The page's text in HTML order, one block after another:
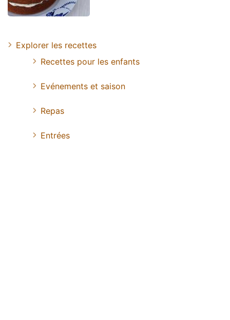
Explorer les recettes
Recettes pour les enfants
Evénements et saison
Repas
Entrées